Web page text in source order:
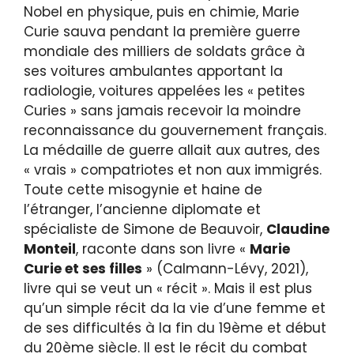
Nobel en physique, puis en chimie, Marie
Curie sauva pendant la première guerre
mondiale des milliers de soldats grâce à
ses voitures ambulantes apportant la
radiologie, voitures appelées les « petites
Curies » sans jamais recevoir la moindre
reconnaissance du gouvernement français.
La médaille de guerre allait aux autres, des
« vrais » compatriotes et non aux immigrés.
Toute cette misogynie et haine de
l’étranger, l’ancienne diplomate et
spécialiste de Simone de Beauvoir, Claudine
Monteil, raconte dans son livre « Marie
Curie et ses filles » (Calmann-Lévy, 2021),
livre qui se veut un « récit ». Mais il est plus
qu’un simple récit da la vie d’une femme et
de ses difficultés à la fin du 19ème et début
du 20ème siècle. Il est le récit du combat